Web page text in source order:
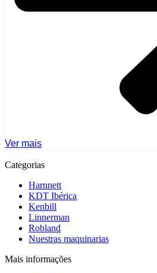
Ver mais
Categorias
Harnnett
KDT Ibérica
Kenbill
Linnerman
Robland
Nuestras maquinarias
Mais informações